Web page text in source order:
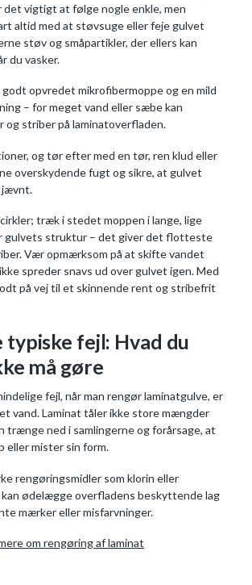
det vigtigt at følge nogle enkle, men
altid med at støvsuge eller feje gulvet
støv og småpartikler, der ellers kan
du vasker.
opvredet mikrofibermoppe og en mild
– for meget vand eller sæbe kan
og striber på laminatoverfladen.
og tør efter med en tør, ren klud eller
overskydende fugt og sikre, at gulvet
jævnt.
træk i stedet moppen i lange, lige
gulvets struktur – det giver det flotteste
Vær opmærksom på at skifte vandet
spreder snavs ud over gulvet igen. Med
på vej til et skinnende rent og stribefrit
typiske fejl: Hvad du
må gøre
fejl, når man rengør laminatgulve, er
vand. Laminat tåler ikke store mængder
trænge ned i samlingerne og forårsage, at
eller mister sin form.
rengøringsmidler som klorin eller
kan ødelægge overfladens beskyttende lag
mærker eller misfarvninger.
om rengøring af laminat